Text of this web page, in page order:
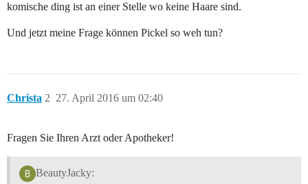
komische ding ist an einer Stelle wo keine Haare sind.
Und jetzt meine Frage können Pickel so weh tun?
Christa 27. April 2016 um 02:40
2
Fragen Sie Ihren Arzt oder Apotheker!
BeautyJacky: